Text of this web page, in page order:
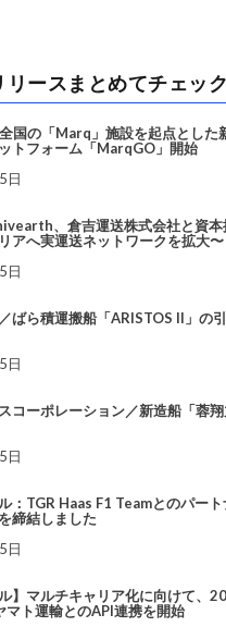
リースまとめてチェック
国の「Marq」施設を起点とした
トフォーム「MarqGO」開始
日
、倉吉運送株式会社と資本
アへ実運送ネットワークを拡大〜
日
ばら積運搬船「ARISTOS II」の
日
コーポレーション／新造船「蓉翔
日
：TGR Haas F1 Teamとのパート
締結しました
日
ル】マルチキャリア化に向けて、
マト運輸とのAPI連携を開始